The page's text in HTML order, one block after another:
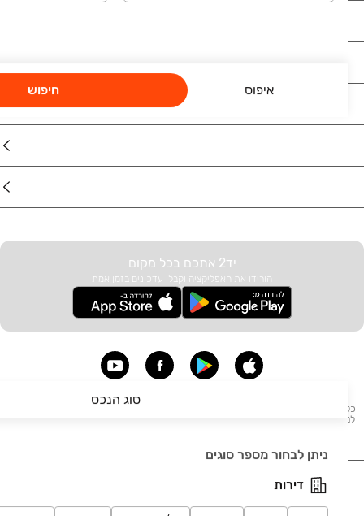
סוג הנכס
ניתן לבחור מספר סוגים
דירות
איפוס חיפוש
רכב
יד2 אתכם בכל מקום
הורידו את האפליקציה וקבלו עדכונים בזמן אמת
למכירה, בתים להשכרה, העברת בתים, הובלות, לימודים, קניות, בעלי מקצוע, אצבע, תיירות
תקנון